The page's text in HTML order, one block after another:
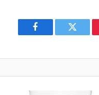
Facebook Twitter